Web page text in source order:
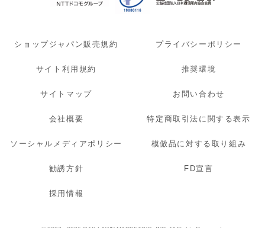
ショップジャパン販売規約 プライバシーポリシー
サイト利用規約 推奨環境
サイトマップ お問い合わせ
会社概要 特定商取引法に関する表示
ソーシャルメディアポリシー 模倣品に対する取り組み
勧誘方針 FD宣言
採用情報